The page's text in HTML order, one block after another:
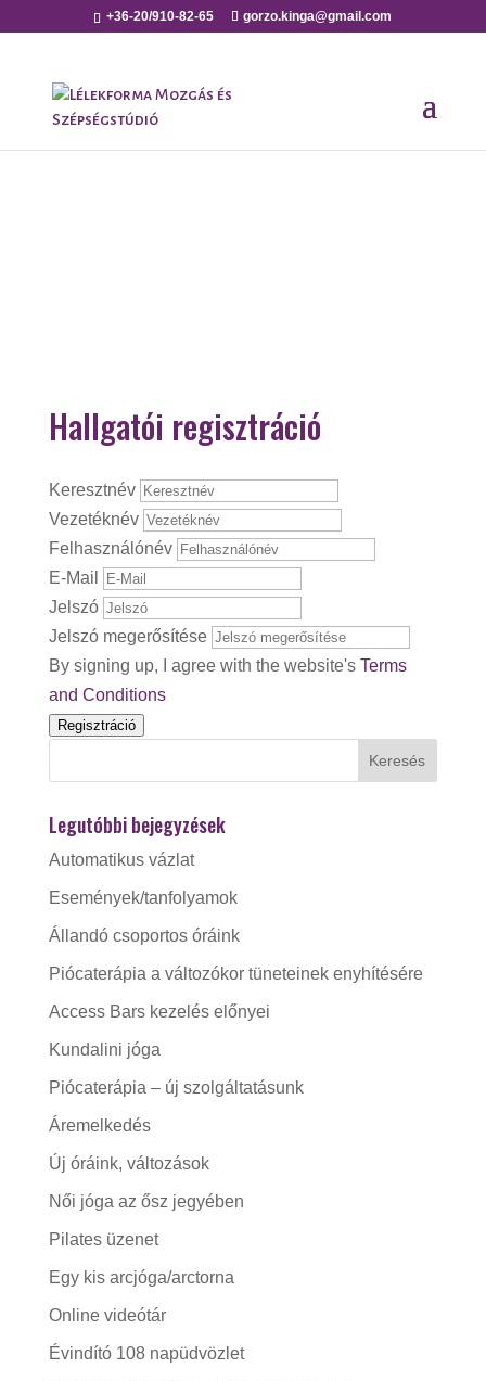
+36-20/910-82-65 gorzo.kinga@gmail.com
Hallgatói regisztráció
Keresztnév
Vezetéknév
Felhasználónév
E-Mail
Jelszó
Jelszó megerősítése
By signing up, I agree with the website's Terms
and Conditions
Regisztráció
Legutóbbi bejegyzések
Automatikus vázlat
Események/tanfolyamok
Állandó csoportos óráink
Piócaterápia a változókor tüneteinek enyhítésére
Access Bars kezelés előnyei
Kundalini jóga
Piócaterápia – új szolgáltatásunk
Áremelkedés
Új óráink, változások
Női jóga az ősz jegyében
Pilates üzenet
Egy kis arcjóga/arctorna
Online videótár
Évindító 108 napüdvözlet